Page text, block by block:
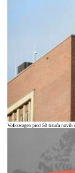
Volkswagen pred 50 tisuća novih